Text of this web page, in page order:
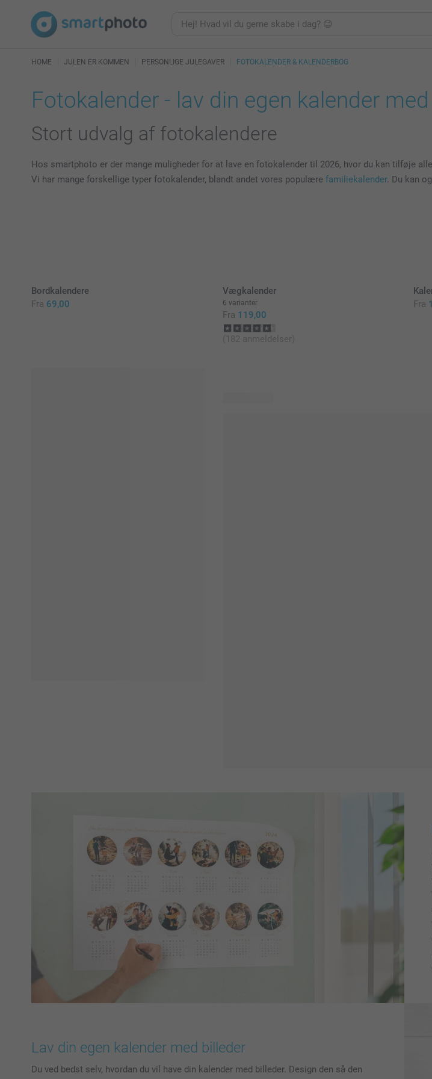
HOME JULEN ER KOMMEN PERSONLIGE JULEGAVER FOTOKALENDER & KALENDERBOG
Fotokalender - lav din egen kalender
Stort udvalg af fotokalendere
Hos smartphoto er der mange muligheder for at lave en fotokalender til 2026, hvor du kan tilføje
Vi har mange forskellige typer fotokalender, blandt andet vores populære familiekalender. Du kan
Bordkalendere
Fra 69,00
Vægkalender
6 varianter
Fra 119,00
(182 anmeldelser)
Fra
Lav din egen kalender med billeder
Du ved bedst selv, hvordan du vil have din kalender med billeder. Design den så den